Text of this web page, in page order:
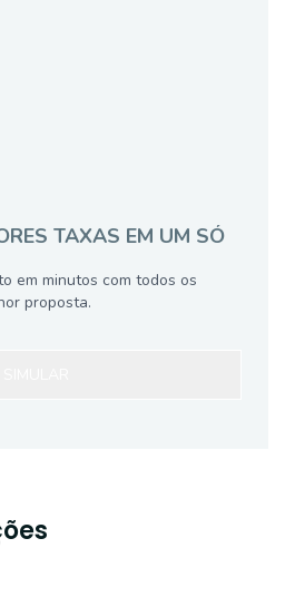
TAXAS EM UM SÓ
em minutos com todos os
proposta.